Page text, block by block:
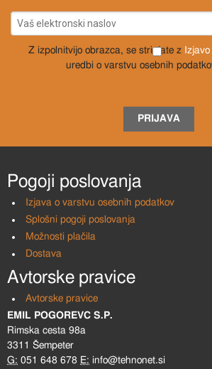
Z izpolnitvijo obrazca, se strinjate z
uredbi o varstvu osebnih
PRIJAVA
Pogoji poslovanja
Izjava o varstvu osebnih podatkov
Splošni pogoji poslovanja
Možnosti plačila
Dostava
Avtorske pravice
Avtorske pravice
EMIL POGOREVC S.P.
Rimska cesta 98a
3311 Šempeter
G: 051 648 678 E: info@tehnonet.si